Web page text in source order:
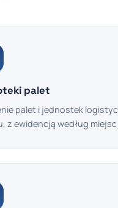
palet
palet i jednostek
z ewidencją według miejsc